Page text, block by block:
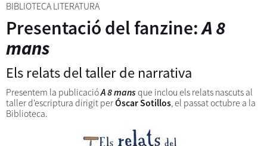
BIBLIOTECA LITERATURA
Presentació del fanzine:A 8
mans
Els relats del taller de narrativa
Presentem la publicacióA 8 mans que inclou els relats nascuts al
taller d'escriptura dirigit perÓscar Sotillos, el passat octubre a la
Biblioteca.